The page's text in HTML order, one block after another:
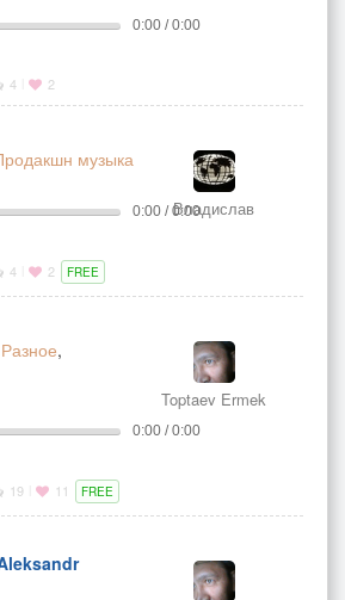
0:00 / 0:00
4 2
музыка
Владислав
0:00 / 0:00
4 2 FREE
Разное,
Toptaev Ermek
0:00 / 0:00
19 11 FREE